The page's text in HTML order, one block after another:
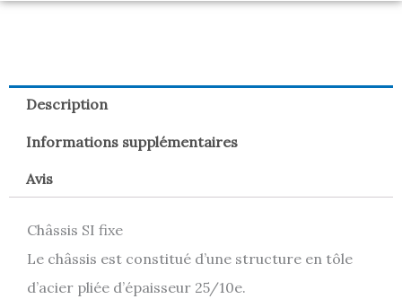
Description
Informations supplémentaires
Avis
Châssis SI fixe
Le châssis est constitué d’une structure en tôle
d’acier pliée d’épaisseur 25/10e.